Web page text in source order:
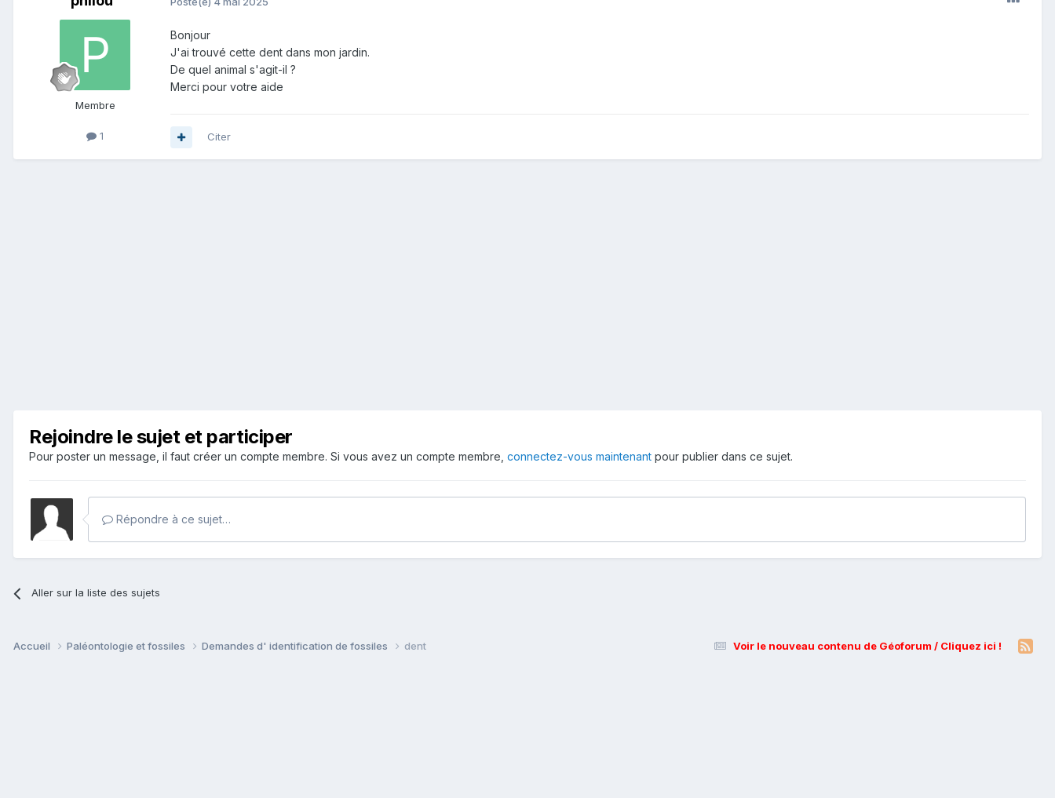
Membre
1
Bonjour
J'ai trouvé cette dent dans mon jardin.
De quel animal s'agit-il ?
Merci pour votre aide
Citer
Rejoindre le sujet et participer
Pour poster un message, il faut créer un compte membre. Si vous avez un compte membre, connectez-vous maintenant pour publier dans ce sujet.
Répondre à ce sujet…
Aller sur la liste des sujets
Voir le nouveau contenu de Géoforum / Cliquez ici !
Accueil Paléontologie et fossiles Demandes d' identification de fossiles dent